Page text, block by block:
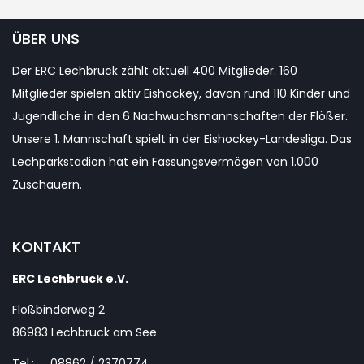
ÜBER UNS
Der ERC Lechbruck zählt aktuell 400 Mitglieder. 160
Mitglieder spielen aktiv Eishockey, davon rund 110 Kinder und
Jugendliche in den 6 Nachwuchsmannschaften der Flößer.
Unsere 1. Mannschaft spielt in der Eishockey-Landesliga. Das
Lechparkstadion hat ein Fassungsvermögen von 1.000
Zuschauern.
KONTAKT
ERC Lechbruck e.V.
Floßbinderweg 2
86983 Lechbruck am See